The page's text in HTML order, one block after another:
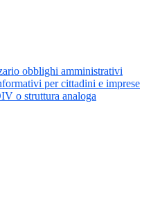
obblighi amministrativi
per cittadini e imprese
o struttura analoga